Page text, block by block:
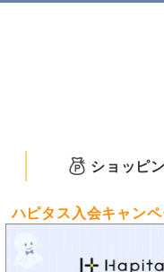
ショッピ
ハピタス入会キャン